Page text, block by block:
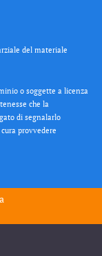
del materiale
o soggette a licenza
che la
di segnalarlo
provvedere